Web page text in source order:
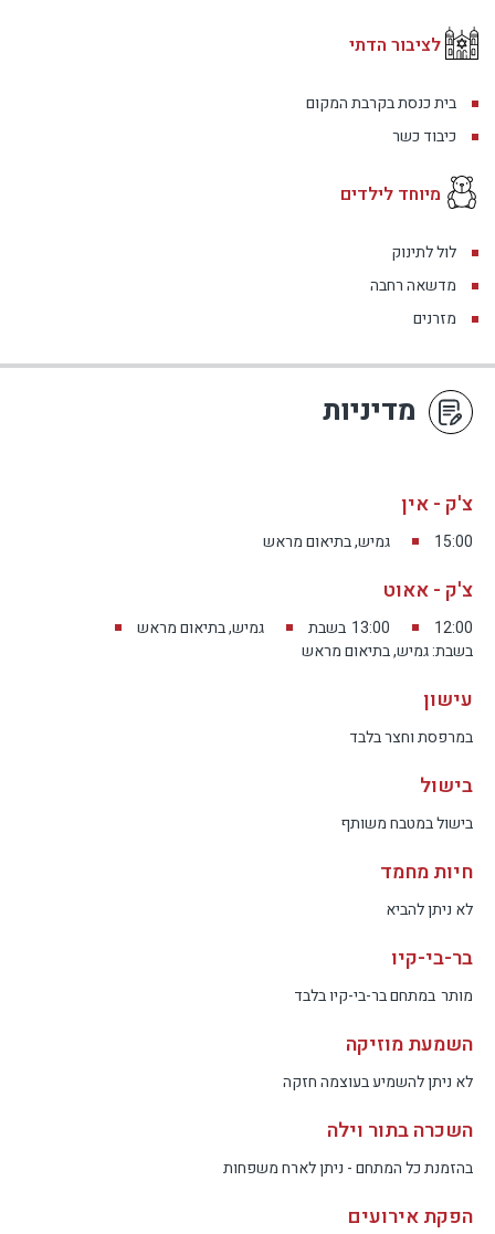
לציבור הדתי
בית כנסת בקרבת המקום
כיבוד כשר
מיוחד לילדים
לול לתינוק
מדשאה רחבה
מזרנים
מדיניות
צ'ק - אין
15:00 גמיש, בתיאום מראש
צ'ק - אאוט
12:00
13:00 בשבת
גמיש, בתיאום מראש
בשבת: גמיש, בתיאום מראש
עישון
במרפסת וחצר בלבד
בישול
בישול במטבח משותף
חיות מחמד
לא ניתן להביא
בר-בי-קיו
מותר במתחם בר-בי-קיו בלבד
השמעת מוזיקה
לא ניתן להשמיע בעוצמה חזקה
השכרה בתור וילה
בהזמנת כל המתחם - ניתן לארח משפחות
הפקת אירועים